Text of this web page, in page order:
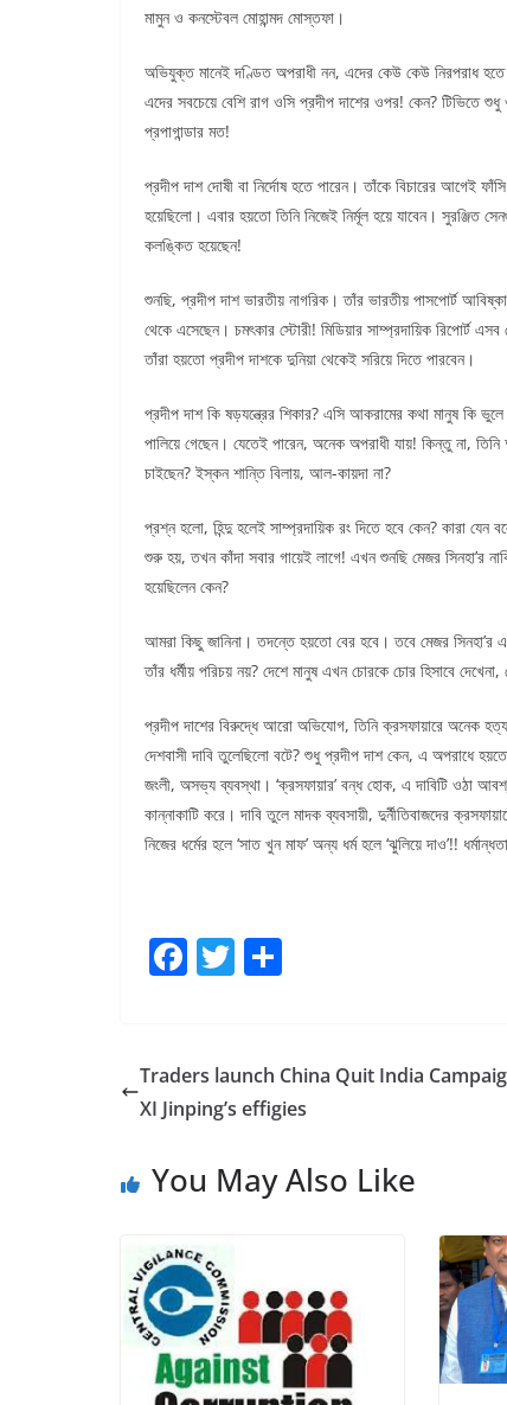
মামুন ও কনস্টেবল মোহান্মদ মোস্তফা।
অভিযুক্ত মানেই দণ্ডিত অপরাধী নন, এদের কেউ কেউ নিরপরাধ হতে
এদের সবচেয়ে বেশি রাগ ওসি প্রদীপ দাশের ওপর! কেন? টিভিতে শুধু
প্রপাগান্ডার মত!
প্রদীপ দাশ দোষী বা নির্দোষ হতে পারেন। তাঁকে বিচারের আগেই
হয়েছিলো। এবার হয়তো তিনি নিজেই নির্মূল হয়ে যাবেন। সুরঞ্জিত
কলঙ্কিত হয়েছেন!
শুনছি, প্রদীপ দাশ ভারতীয় নাগরিক। তাঁর ভারতীয় পাসপোর্ট
থেকে এসেছেন। চমৎকার স্টোরী! মিডিয়ার সাম্প্রদায়িক রিপোর্ট
তাঁরা হয়তো প্রদীপ দাশকে দুনিয়া থেকেই সরিয়ে দিতে পারবেন।
প্রদীপ দাশ কি ষড়যন্ত্রের শিকার? এসি আকরামের কথা মানুষ কি
পালিয়ে গেছেন। যেতেই পারেন, অনেক অপরাধী যায়! কিন্তু না,
চাইছেন? ইস্কন শান্তি বিলায়, আল-কায়দা না?
প্রশ্ন হলো, হিন্দু হলেই সাম্প্রদায়িক রং দিতে হবে কেন? কারা যেন
শুরু হয়, তখন কাঁদা সবার গায়েই লাগে! এখন শুনছি মেজর সিনহা’র
হয়েছিলেন কেন?
আমরা কিছু জানিনা। তদন্তে হয়তো বের হবে। তবে মেজর সিনহা’র
তাঁর ধর্মীয় পরিচয় নয়? দেশে মানুষ এখন চোরকে চোর হিসাবে
প্রদীপ দাশের বিরুদ্ধে আরো অভিযোগ, তিনি ক্রসফায়ারে অনেক
দেশবাসী দাবি তুলেছিলো বটে? শুধু প্রদীপ দাশ কেন, এ অপরাধে
জংলী, অসভ্য ব্যবস্থা। ‘ক্রসফায়ার’ বন্ধ হোক, এ দাবিটি ওঠা
কান্নাকাটি করে। দাবি তুলে মাদক ব্যবসায়ী, দুর্নীতিবাজদের
নিজের ধর্মের হলে ‘সাত খুন মাফ’ অন্য ধর্ম হলে ‘ঝুলিয়ে দাও’!!
F
a
e
b
o
T
w
er e
Traders launch China Quit India
XI Jinping’s effigies
You May Also Like